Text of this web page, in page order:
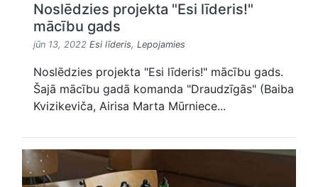
Noslēdzies projekta "Esi līderis!"
mācību gads
jūn 13, 2022 Esi līderis, Lepojamies
Noslēdzies projekta "Esi līderis!" mācību gads.
Šajā mācību gadā komanda "Draudzīgās" (Baiba
Kvizikeviča, Airisa Marta Mūrniece...